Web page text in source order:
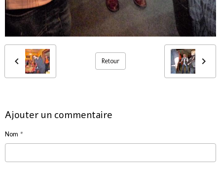
Retour
Ajouter un commentaire
Nom